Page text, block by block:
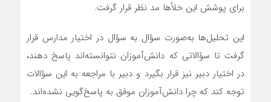
برای پوشش این خلأها مد نظر قرار گرفت.
این تحلیل‌ها به‌صورت سؤال به سؤال در اختیار مدارس قرار
گرفت تا سؤالاتی که دانش‌آموزان نتوانسته‌اند پاسخ دهند،
در اختیار دبیر نیز قرار بگیرد و دبیر با مراجعه به این سؤالات
توجه کند که چرا دانش‌آموزان موفق به پاسخ‌گویی نشده‌اند.